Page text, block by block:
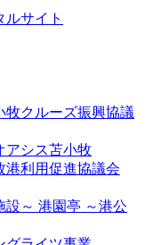
ルサイト
牧クルーズ振興協議
アシス苫小牧
港利用促進協議会
港園亭 ～港公